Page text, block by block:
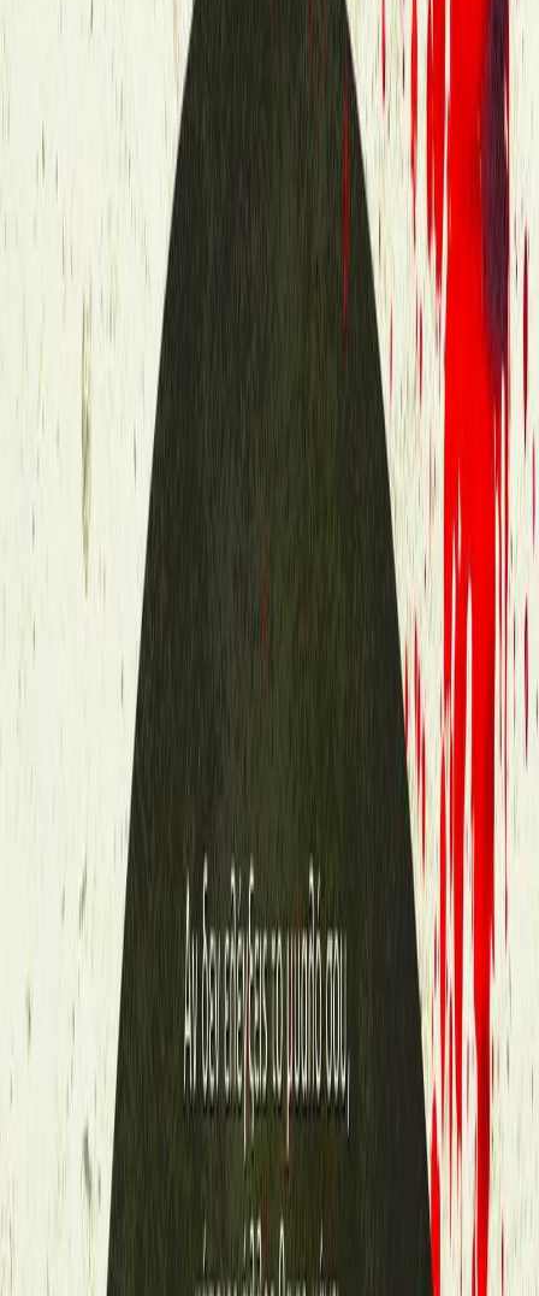
Περίληψη
Τι κρύβει «Το Υπόγειο», το βιβλιοπωλείο που στεγάζεται σε ένα
παλιό εβραϊκό σπίτι στο κάστρο των Ιωαννίνων; Ποιο θαμμένο
μυστικό συνδέει την παρέα των θαμώνων του; Ποια σχέση έχουν
όλα αυτά με την εξαφάνιση μιας μεταπτυχιακής φοιτήτριας από τη
Σύρο, τη δολοφονία μιας νεαρής γυναίκας μέσα στο κάστρο και το
πτώμα που επιπλέει στη λίμνη με μια ζώνη δεμένη στο λαιμό; Τι
αποσιωπούν ο κουκλοποιός με τα γυναικεία ρούχα που όλοι
φωνάζουν «Ντυμένο» και ο «Θεός» που υποδύεται τον τιμωρό;
Λίγες μέρες πριν από τα Χριστούγεννα και ενώ η πόλη υποχωρεί
στο εορταστικό φολκλόρ, με το χιόνι να επιμένει και την ομίχλη να
σκεπάζει τα πάντα, άνθρωποι με διαφορετικές ζωές και αφετηρίες,
έχοντας ο ένας άγνοια για την πραγματική ταυτότητα του άλλου,
καταλήγουν κομμάτια του ίδιου παζλ. Αν σκάψεις την ομίχλη, θα
φτάσεις σε μια ιστορία παλιά. Μια ιστορία «σφηνωμένη» στην
καρδιά της πόλης. Ένα Σσαμπάτ που κανείς δεν ξέχασε. Και ίσως
γι’ αυτό όλα να συμβαίνουν ξανά ημέρα Σάββατο. Τίποτα δεν είναι
όπως φαίνεται. H πρώτη του χρόνου ξημερώνει με άγριο φως.
Σύγχρονη Λογοτεχνία
Η γνώμη των ακροατών
★ 4.3 /5 Βαθμολογία βιβλίου
Αξιολογήσεις